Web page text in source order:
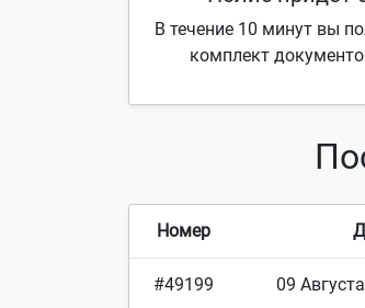
В течение 10 минут вы
комплект
Номер
#49199 09